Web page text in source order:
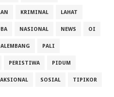
KRIMINAL LAHAT
NASIONAL NEWS OI
PALI
PERISTIWA PIDUM
SOSIAL TIPIKOR